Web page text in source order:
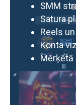
SMM
Satura
Reels
Konta
Mērķētā